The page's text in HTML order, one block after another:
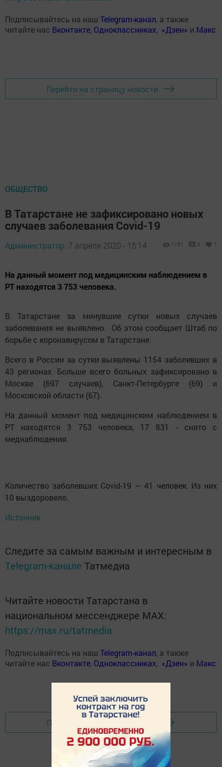
Подписывайтесь на наш Telegram-канал, а также
читайте нас Вконтакте, Одноклассниках, «Дзен» и Макс
Перейти на страницу новости
ОБЩЕСТВО
В Татарстане не зафиксировано новых
случаев заболевания Covid-19
Администратор, 7 апреля 2020 - 15:14 1151 0 1
На данный момент под медицинским наблюдением в
РТ находятся 3 753 человека.
В Татарстане за минувшие сутки новых случаев
заболевания не выявлено. Об этом сообщает Штаб по
борьбе с коронавирусом в Татарстане.
Всего в России за сутки выявлены 1154 заболевших в
43 регионах. Больше всего больных зафиксировано в
Москве (697 случаев), Санкт-Петербурге (69) и
Московской области (67).
На данный момент под медицинским наблюдением в
РТ находятся 3 753 человека, 17 831 - снято с
меднаблюдения.
Количество заболевших Covid-19 — 41 человек. Из них
10 выздоровело.
Источник
Следите за самым важным и интересным в
Telegram-канале Татмедиа
Читайте новости Татарстана в
национальном мессенджере MАХ:
https://max.ru/tatmedia
Подписывайтесь на наш Telegram-канал, а также
читайте нас Вконтакте, Одноклассниках, «Дзен» и Макс
Перейти на страницу новости